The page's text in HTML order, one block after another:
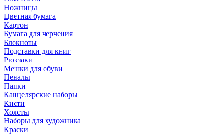
Ножницы
Цветная бумага
Картон
Бумага для черчения
Блокноты
Подставки для книг
Рюкзаки
Мешки для обуви
Пеналы
Папки
Канцелярские наборы
Кисти
Холсты
Наборы для художника
Краски